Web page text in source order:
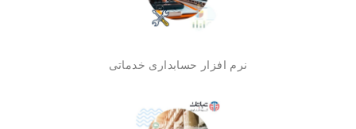
نرم افزار حسابداری خدماتی